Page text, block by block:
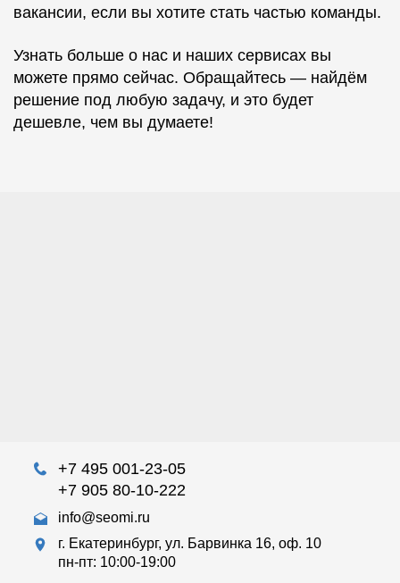
вакансии, если вы хотите стать частью команды.
Узнать больше о нас и наших сервисах вы
можете прямо сейчас. Обращайтесь — найдём
решение под любую задачу, и это будет
дешевле, чем вы думаете!
+7 495 001-23-05
+7 905 80-10-222
info@seomi.ru
г. Екатеринбург, ул. Барвинка 16, оф. 10
пн-пт: 10:00-19:00